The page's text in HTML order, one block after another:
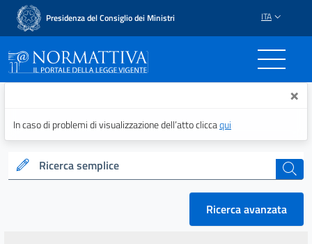
Presidenza del Consiglio dei Ministri ITA
Normattiva - Il portale ×
In caso di problemi di visualizzazione dell’atto cliccaqui
Ricerca semplice cerca
Ricerca avanzata